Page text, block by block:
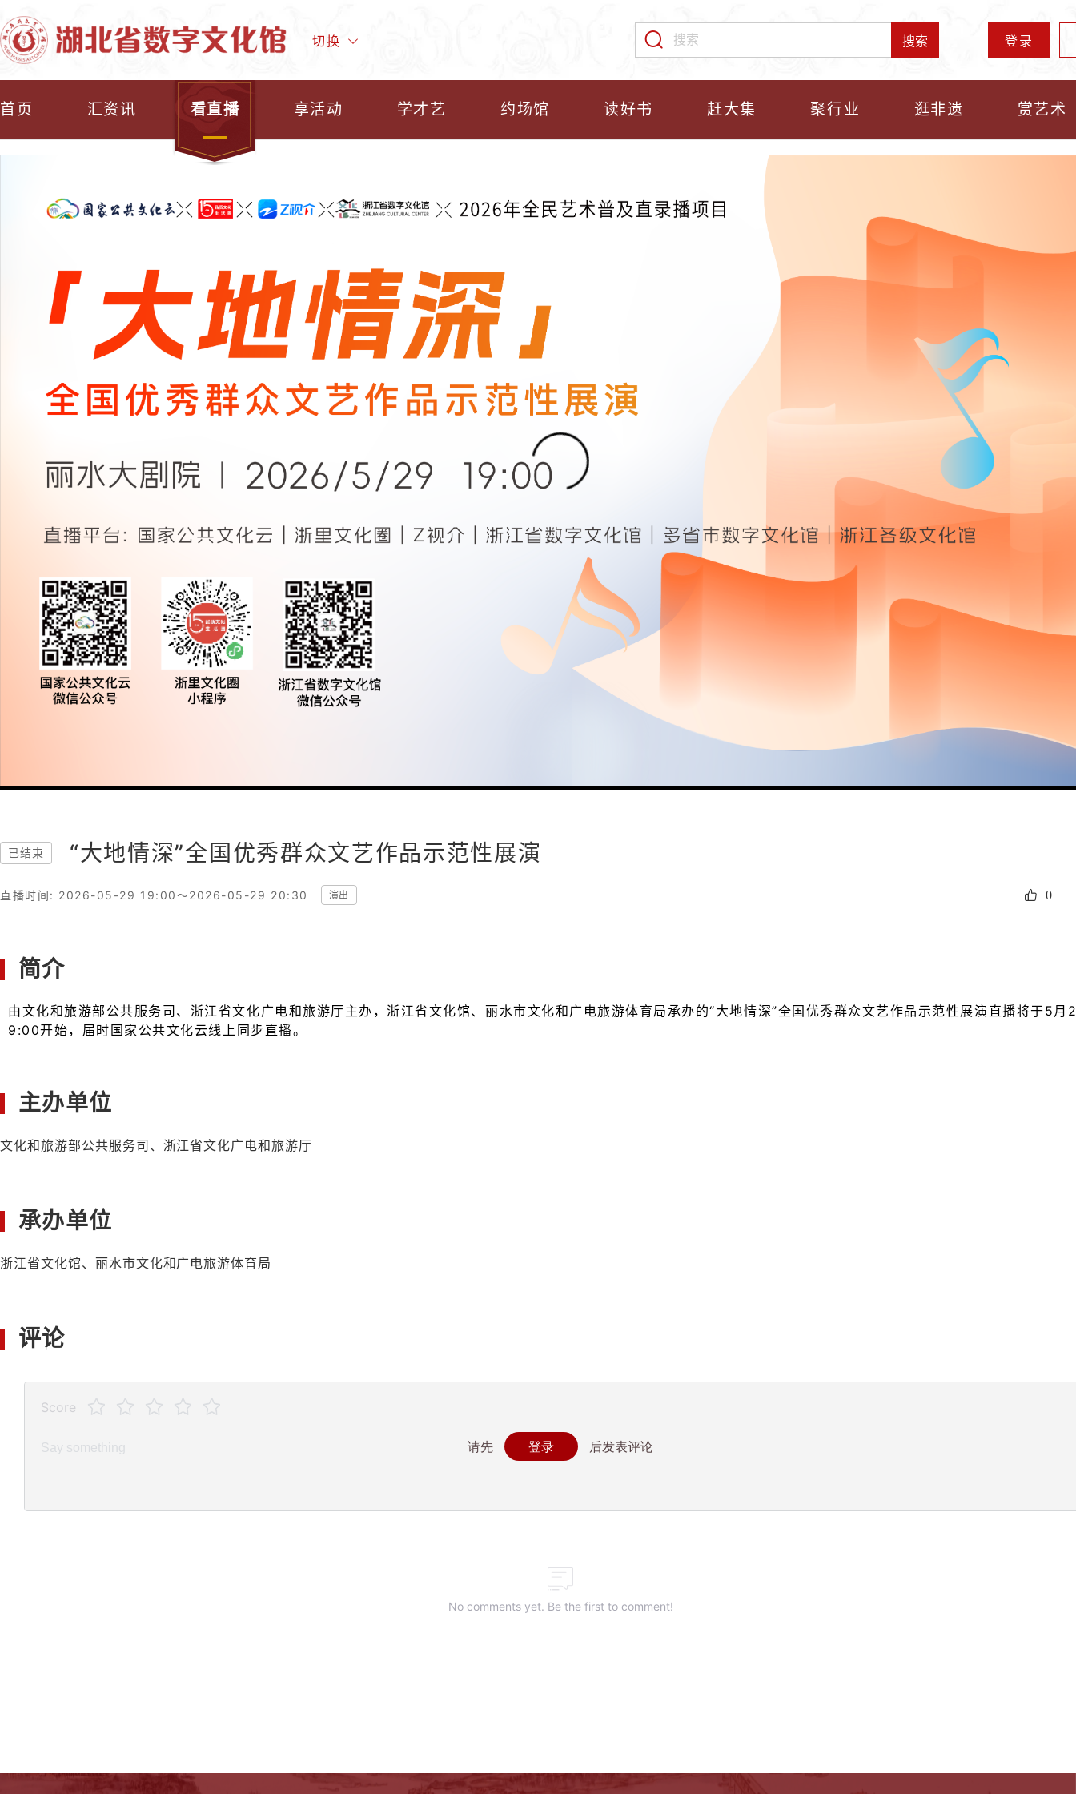
切换 登录
搜索
首页 汇资讯 看直播 享活动 学才艺 约场馆 读好书 赶大集 聚行业 逛非遗 赏艺术
已结束 “大地情深”全国优秀群众文艺作品示范性展演
直播时间: 2026-05-29 19:00～2026-05-29 20:30 演出 0
简介
由文化和旅游部公共服务司、浙江省文化广电和旅游厅主办，浙江省文化馆、丽水市文化和广电旅游体育局承办的“大地情深”全国优秀群众文艺作品示范性展演直播将于5月
9:00开始，届时国家公共文化云线上同步直播。
主办单位
文化和旅游部公共服务司、浙江省文化广电和旅游厅
承办单位
浙江省文化馆、丽水市文化和广电旅游体育局
评论